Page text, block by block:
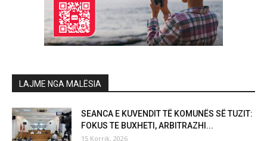
LAJME NGA MALËSIA
SEANCA E KUVENDIT TË KOMUNËS SË TUZIT:
FOKUS TE BUXHETI, ARBITRAZHI...
15 Korrik, 2026